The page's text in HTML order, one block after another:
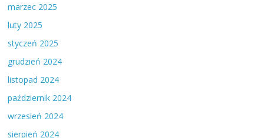
marzec 2025
luty 2025
styczeń 2025
grudzień 2024
listopad 2024
październik 2024
wrzesień 2024
sierpień 2024